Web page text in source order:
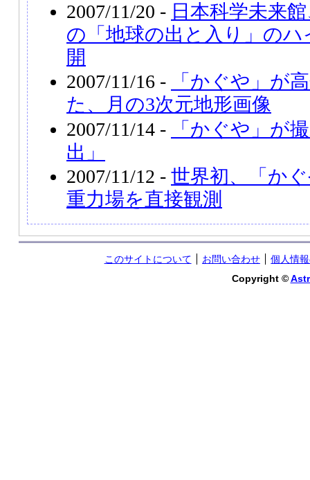
2007/11/20 - 日本科学未来
の「地球の出と入り」の
開
2007/11/16 -
「かぐや」が
た、月の3次元地形画像
2007/11/14 -
「かぐや」が
出」
2007/11/12 - 世界初、「か
重力場を直接観測
このサイトについて お問い合わせ
個人情
Copyright ©